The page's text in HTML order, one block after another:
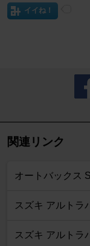
イイね！
関連リンク
オートバックス
スズキ アルトラ
スズキ アルトラ